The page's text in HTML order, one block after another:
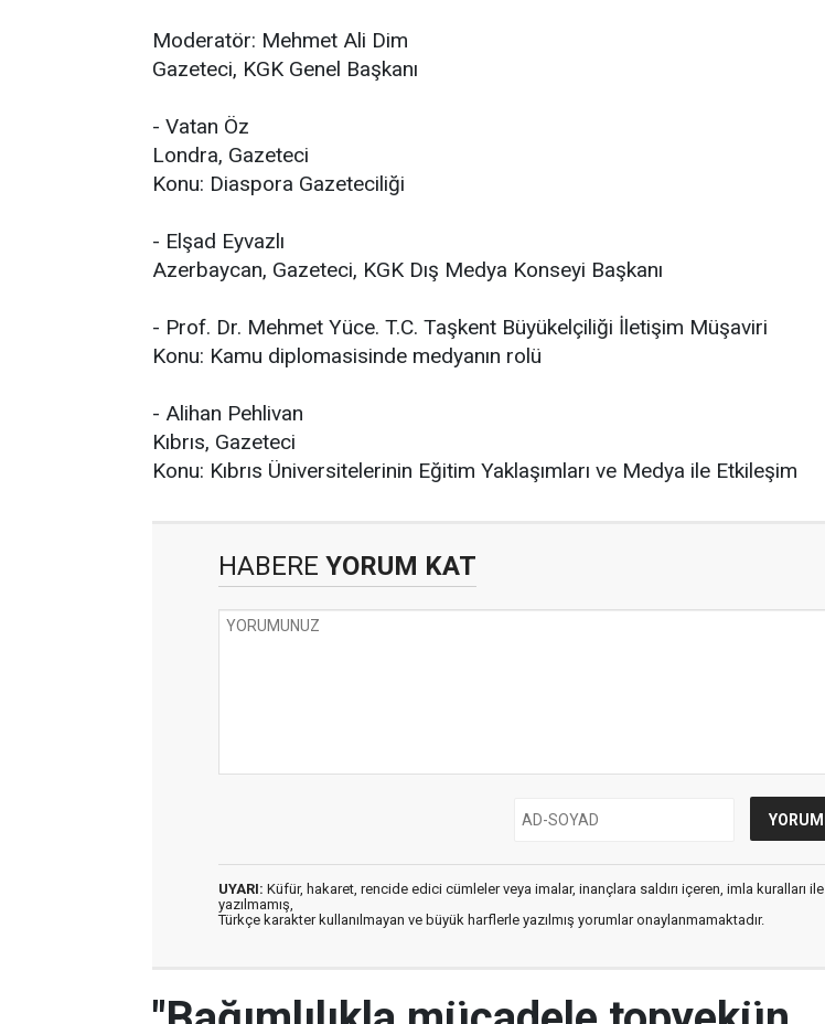
Moderatör: Mehmet Ali Dim
Gazeteci, KGK Genel Başkanı
- Vatan Öz
Londra, Gazeteci
Konu: Diaspora Gazeteciliği
- Elşad Eyvazlı
Azerbaycan, Gazeteci, KGK Dış Medya Konseyi Başkanı
- Prof. Dr. Mehmet Yüce. T.C. Taşkent Büyükelçiliği İletişim Müşaviri
Konu: Kamu diplomasisinde medyanın rolü
- Alihan Pehlivan
Kıbrıs, Gazeteci
Konu: Kıbrıs Üniversitelerinin Eğitim Yaklaşımları ve Medya ile Etkileşim
HABERE YORUM KAT
UYARI: Küfür, hakaret, rencide edici cümleler veya imalar, inançlara saldırı içeren, imla kuralları ile
yazılmamış,
Türkçe karakter kullanılmayan ve büyük harflerle yazılmış yorumlar onaylanmamaktadır.